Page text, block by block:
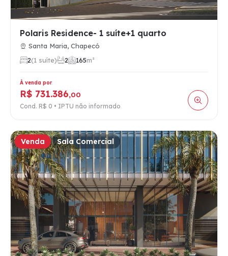
Polaris Residence- 1 suíte+1 quarto
Santa Maria, Chapecó
2(1 suíte) 2 165m²
À venda por
R$ 731.386,00
Cond. R$ 0 • IPTU não informado
Venda Sala Comercial